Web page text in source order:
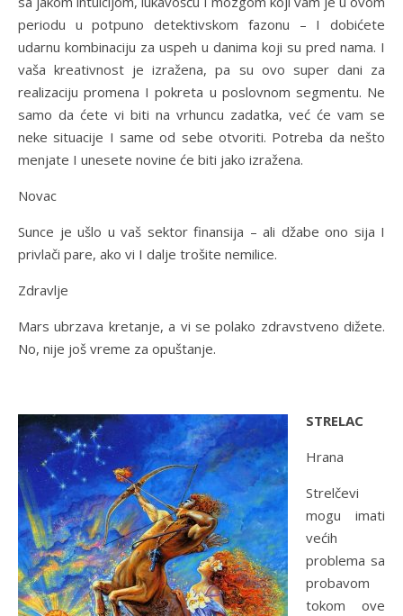
periodu u potpuno detektivskom fazonu – I dobićete
udarnu kombinaciju za uspeh u danima koji su pred nama. I
vaša kreativnost je izražena, pa su ovo super dani za
realizaciju promena I pokreta u poslovnom segmentu. Ne
samo da ćete vi biti na vrhuncu zadatka, već će vam se
neke situacije I same od sebe otvoriti. Potreba da nešto
menjate I unesete novine će biti jako izražena.
Novac
Sunce je ušlo u vaš sektor finansija – ali džabe ono sija I
privlači pare, ako vi I dalje trošite nemilice.
Zdravlje
Mars ubrzava kretanje, a vi se polako zdravstveno dižete.
No, nije još vreme za opuštanje.
STRELAC
Hrana
Strelčevi
mogu imati
većih
problema sa
probavom
tokom ove